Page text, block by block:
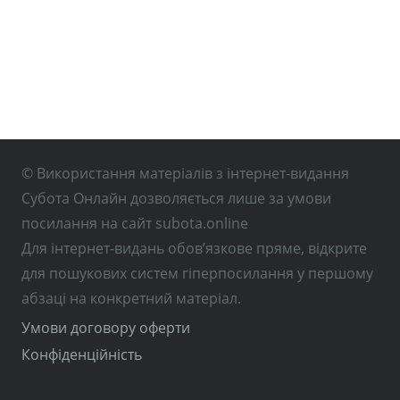
© Використання матеріалів з інтернет-видання
Субота Онлайн дозволяється лише за умови
посилання на сайт subota.online
Для інтернет-видань обов’язкове пряме, відкрите
для пошукових систем гіперпосилання у першому
абзаці на конкретний матеріал.
Умови договору оферти
Конфіденційність